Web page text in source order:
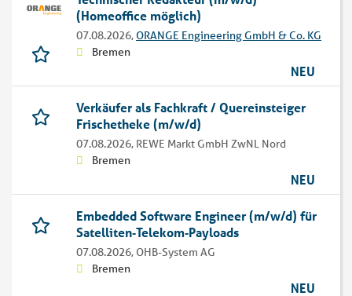
(Homeoffice möglich)
07.08.2026, ORANGE Engineering GmbH & Co. KG
Bremen
NEU
Verkäufer als Fachkraft / Quereinsteiger
Frischetheke (m/w/d)
07.08.2026, REWE Markt GmbH ZwNL Nord
Bremen
NEU
Embedded Software Engineer (m/w/d) für
Satelliten‑Telekom‑Payloads
07.08.2026, OHB-System AG
Bremen
NEU